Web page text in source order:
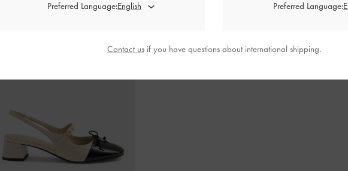
Preferred Language: Preferred Language:
Contact usif you have questions about international shipping.